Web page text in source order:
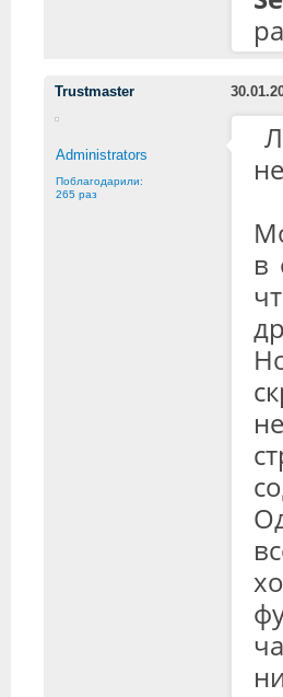
Trustmaster
Administrators
Поблагодарили:
265 раз
в